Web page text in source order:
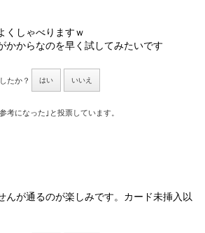
くしゃべりますｗ
かからなのを早く試してみたいです
たか？ はい いいえ
考になった｣と投票しています。
んが通るのが楽しみです。カード未挿入以